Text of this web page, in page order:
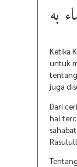
به
Ketika
untuk
juga
Dari
hal